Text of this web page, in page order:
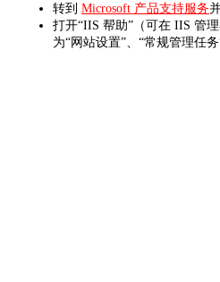
转到 Microsoft 产品支持服务
打开“IIS 帮助”（可在 IIS 管
为“网站设置”、“常规管理任